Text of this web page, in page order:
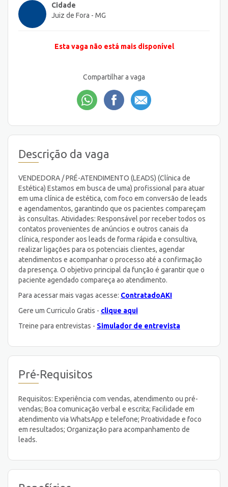
Cidade
Juiz de Fora - MG
Esta vaga não está mais disponível
Compartilhar a vaga
Descrição da vaga
VENDEDORA / PRÉ-ATENDIMENTO (LEADS) (Clínica de
Estética) Estamos em busca de uma) profissional para atuar
em uma clínica de estética, com foco em conversão de leads
e agendamentos, garantindo que os pacientes compareçam
às consultas. Atividades: Responsável por receber todos os
contatos provenientes de anúncios e outros canais da
clínica, responder aos leads de forma rápida e consultiva,
realizar ligações para os potenciais clientes, agendar
atendimentos e acompanhar o processo até a confirmação
da presença. O objetivo principal da função é garantir que o
paciente agendado compareça ao atendimento.
Para acessar mais vagas acesse: ContratadoAKI
Gere um Curriculo Gratis - clique aqui
Treine para entrevistas - Simulador de entrevista
Pré-Requisitos
Requisitos: Experiência com vendas, atendimento ou pré-
vendas; Boa comunicação verbal e escrita; Facilidade em
atendimento via WhatsApp e telefone; Proatividade e foco
em resultados; Organização para acompanhamento de
leads.